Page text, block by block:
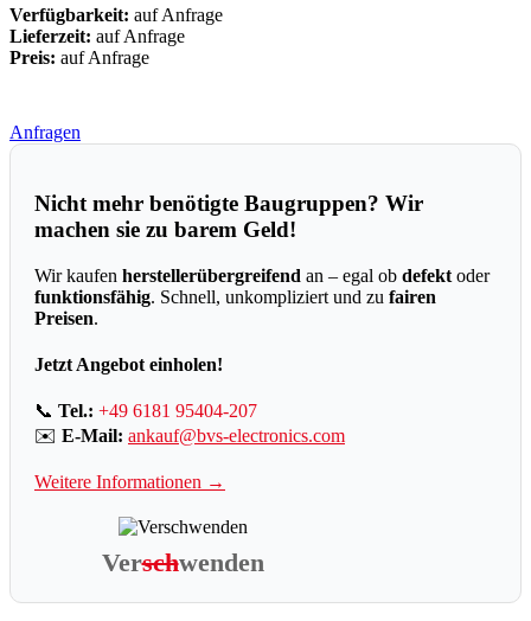
Verfügbarkeit: auf Anfrage
Lieferzeit: auf Anfrage
Preis: auf Anfrage
Anfragen
Nicht mehr benötigte Baugruppen? Wir
machen sie zu barem Geld!
Wir kaufen herstellerübergreifend an – egal ob defekt oder
funktionsfähig. Schnell, unkompliziert und zu fairen
Preisen.
Jetzt Angebot einholen!
📞 Tel.: +49 6181 95404-207
✉️ E-Mail: ankauf@bvs-electronics.com
Weitere Informationen →
Verschwenden